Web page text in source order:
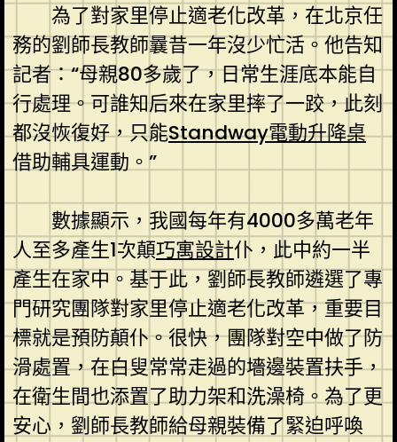
為了對家里停止適老化改革，在北京任
務的劉師長教師曩昔一年沒少忙活。他告知
記者：“母親80多歲了，日常生涯底本能自
行處理。可誰知后來在家里摔了一跤，此刻
都沒恢復好，只能Standway電動升降桌
借助輔具運動。”
數據顯示，我國每年有4000多萬老年
人至多產生1次顛巧寓設計仆，此中約一半
產生在家中。基于此，劉師長教師遴選了專
門研究團隊對家里停止適老化改革，重要目
標就是預防顛仆。很快，團隊對空中做了防
滑處置，在白叟常常走過的墻邊裝置扶手，
在衛生間也添置了助力架和洗澡椅。為了更
安心，劉師長教師給母親裝備了緊迫呼喚